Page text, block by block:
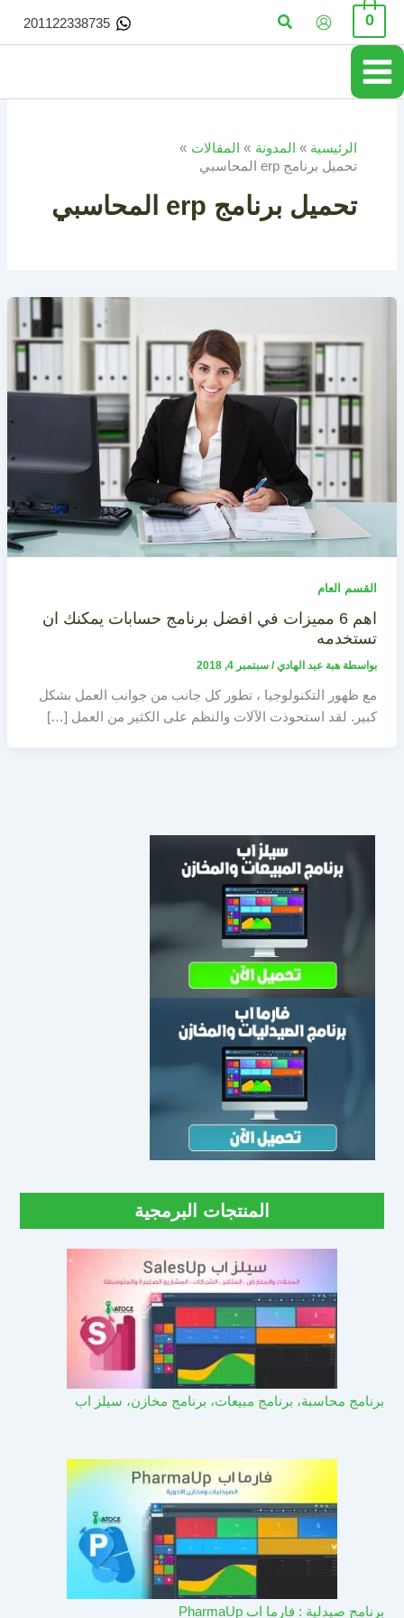
تخطي
المحتوى
0 البحث 201122338735
الرئيسية المدونة
المقالات
تحميل برنامج erp المحاسبي
تحميل برنامج erp المحاسبي
القسم العام
اهم 6 مميزات في افضل برنامج حسابات يمكنك ان
تستخدمه
بواسطة هبة عبد الهادي/ سبتمبر 4, 2018
مع ظهور التكنولوجيا ، تطور كل جانب من جوانب العمل بشكل
كبير. لقد استحوذت الآلات والنظم على الكثير من العمل […]
المنتجات البرمجية
برنامج محاسبة، برنامج مبيعات، برنامج مخازن، سيلز اب
برنامج صيدلية : فارما اب PharmaUp​